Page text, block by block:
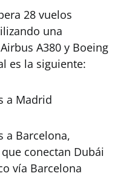
28 vuelos
una
A380 y Boeing
es la siguiente:
a Madrid
a Barcelona,
conectan Dubái
vía Barcelona